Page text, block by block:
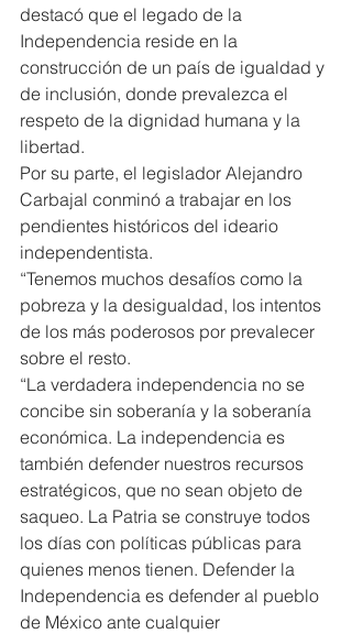
destacó que el legado de la
Independencia reside en la
construcción de un país de igualdad y
de inclusión, donde prevalezca el
respeto de la dignidad humana y la
libertad.
Por su parte, el legislador Alejandro
Carbajal conminó a trabajar en los
pendientes históricos del ideario
independentista.
“Tenemos muchos desafíos como la
pobreza y la desigualdad, los intentos
de los más poderosos por prevalecer
sobre el resto.
“La verdadera independencia no se
concibe sin soberanía y la soberanía
económica. La independencia es
también defender nuestros recursos
estratégicos, que no sean objeto de
saqueo. La Patria se construye todos
los días con políticas públicas para
quienes menos tienen. Defender la
Independencia es defender al pueblo
de México ante cualquier